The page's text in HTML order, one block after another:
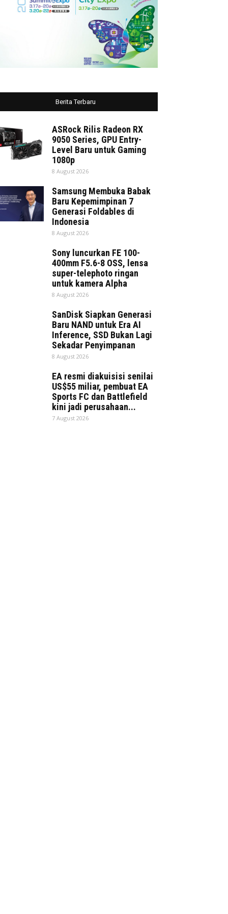
Berita Terbaru
ASRock Rilis Radeon RX
9050 Series, GPU Entry-
Level Baru untuk Gaming
1080p
8 August 2026
Samsung Membuka Babak
Baru Kepemimpinan 7
Generasi Foldables di
Indonesia
8 August 2026
Sony luncurkan FE 100-
400mm F5.6-8 OSS, lensa
super-telephoto ringan
untuk kamera Alpha
8 August 2026
SanDisk Siapkan Generasi
Baru NAND untuk Era AI
Inference, SSD Bukan Lagi
Sekadar Penyimpanan
8 August 2026
EA resmi diakuisisi senilai
US$55 miliar, pembuat EA
Sports FC dan Battlefield
kini jadi perusahaan...
7 August 2026